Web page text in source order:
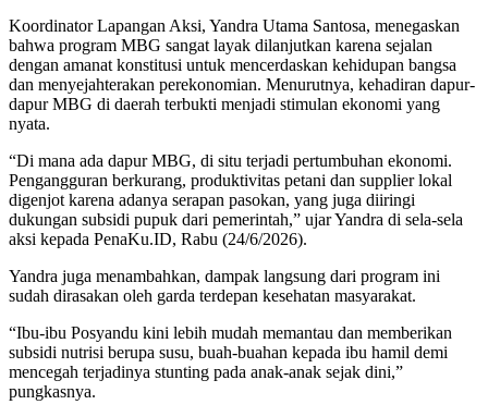
Koordinator Lapangan Aksi, Yandra Utama Santosa, menegaskan
bahwa program MBG sangat layak dilanjutkan karena sejalan
dengan amanat konstitusi untuk mencerdaskan kehidupan bangsa
dan menyejahterakan perekonomian. Menurutnya, kehadiran dapur-
dapur MBG di daerah terbukti menjadi stimulan ekonomi yang
nyata.
“Di mana ada dapur MBG, di situ terjadi pertumbuhan ekonomi.
Pengangguran berkurang, produktivitas petani dan supplier lokal
digenjot karena adanya serapan pasokan, yang juga diiringi
dukungan subsidi pupuk dari pemerintah,” ujar Yandra di sela-sela
aksi kepada PenaKu.ID, Rabu (24/6/2026).
Yandra juga menambahkan, dampak langsung dari program ini
sudah dirasakan oleh garda terdepan kesehatan masyarakat.
“Ibu-ibu Posyandu kini lebih mudah memantau dan memberikan
subsidi nutrisi berupa susu, buah-buahan kepada ibu hamil demi
mencegah terjadinya stunting pada anak-anak sejak dini,”
pungkasnya.